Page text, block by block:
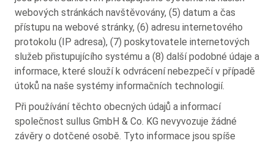
webových stránkách navštěvovány, (5) datum a čas
přístupu na webové stránky, (6) adresu internetového
protokolu (IP adresa), (7) poskytovatele internetových
služeb přistupujícího systému a (8) další podobné údaje a
informace, které slouží k odvrácení nebezpečí v případě
útoků na naše systémy informačních technologií.
Při používání těchto obecných údajů a informací
společnost sullus GmbH & Co. KG nevyvozuje žádné
závěry o dotčené osobě. Tyto informace jsou spíše